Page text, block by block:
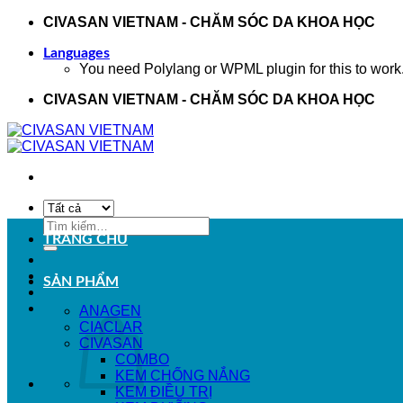
CIVASAN VIETNAM - CHĂM SÓC DA KHOA HỌC
Languages
You need Polylang or WPML plugin for this to
CIVASAN VIETNAM - CHĂM SÓC DA KHOA HỌC
Tìm
kiếm:
TRANG CHỦ
SẢN PHẨM
ANAGEN
CIACLAR
CIVASAN
COMBO
KEM CHỐNG NẮNG
KEM ĐIỀU TRỊ